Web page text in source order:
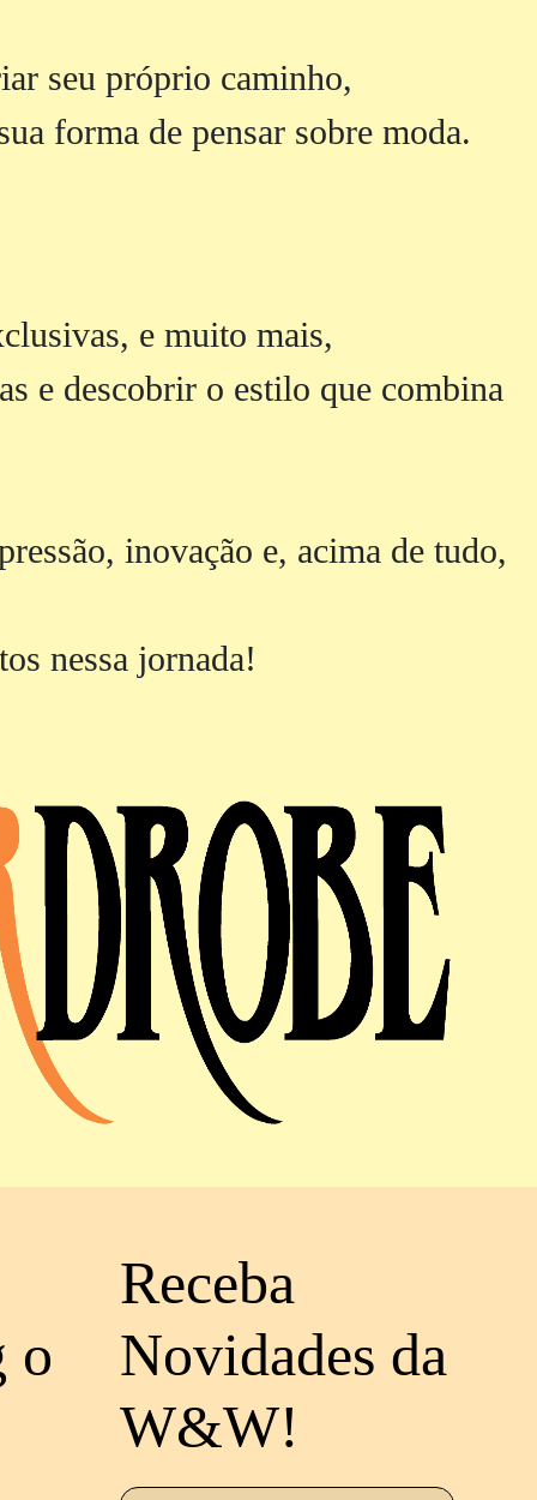
seu próprio caminho,
forma de pensar sobre moda.
e muito mais,
e descobrir o estilo que combina
inovação e, acima de tudo,
nessa jornada!
o
Receba
Novidades da
W&W!